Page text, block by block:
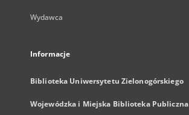
Wydawca
Informacje
Biblioteka Uniwersytetu Zielonogórskiego
Wojewódzka i Miejska Biblioteka Publiczna